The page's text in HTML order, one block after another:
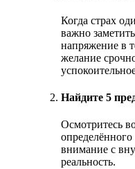
Когда страх
важно
напряжение в
желание
Найдите 5
Осмотритесь
внимание с
реальность.